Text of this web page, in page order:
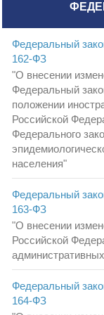
Федеральный
162-ФЗ
"О внесении
Федеральный
положении
Российской
Федерального
населения"
Федеральный
163-ФЗ
"О внесении
Российской
Федеральный
164-ФЗ